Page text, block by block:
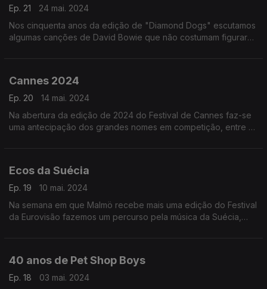
Ep. 21
24 mai. 2024
Nos cinquenta anos da edição de "Diamond Dogs" escutamos
algumas canções de David Bowie que não costumam figurar
Cannes 2024
Ep. 20
14 mai. 2024
Na abertura da edição de 2024 do Festival de Cannes faz-se
uma antecipação dos grandes nomes em competição, entre os
Ecos da Suécia
Ep. 19
10 mai. 2024
Na semana em que Malmö recebe mais uma edição do Festival
da Eurovisão fazemos um percurso pela música da Suécia,
40 anos de Pet Shop Boys
Ep. 18
03 mai. 2024